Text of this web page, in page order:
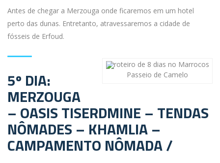
Antes de chegar a Merzouga onde ficaremos em um hotel
perto das dunas. Entretanto, atravessaremos a cidade de
fósseis de Erfoud.
Passeio de Camelo
5º DIA:
MERZOUGA
– OASIS TISERDMINE – TENDAS
NÔMADES – KHAMLIA –
CAMPAMENTO NÔMADA /